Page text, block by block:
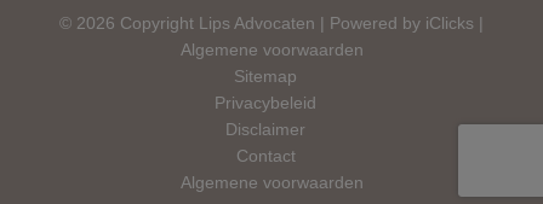
© 2026 Copyright Lips Advocaten | Powered by iClicks |
Algemene voorwaarden
Sitemap
Privacybeleid
Disclaimer
Contact
Algemene voorwaarden